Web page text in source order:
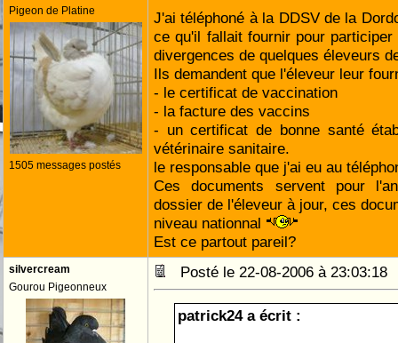
Pigeon de Platine
1505 messages postés
J'ai téléphoné à la DDSV de la
ce qu'il fallait fournir pour
divergences de quelques éleveurs
Ils demandent que l'éleveur leur
- le certificat de vaccination
- la facture des vaccins
- un certificat de bonne santé
vétérinaire sanitaire.
le responsable que j'ai eu au
Ces documents servent pour
dossier de l'éleveur à jour, ces
niveau nationnal
Est ce partout pareil?
silvercream
Gourou Pigeonneux
Posté le 22-08-2006 à
patrick24 a écrit :